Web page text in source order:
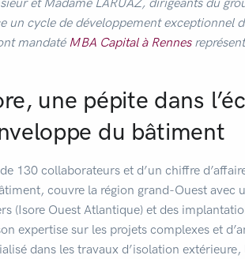
un cycle de développement exceptionnel
mandaté MBA Capital à Rennes
une pépite dans
du bâtiment
130 collaborateurs et d’un chiffre
couvre la région grand-Ouest avec
(Isore Ouest Atlantique) et des
expertise sur les projets complexes et
dans les travaux d’isolation